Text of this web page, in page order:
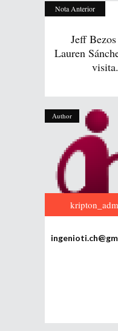
Nota Anterior
Jeff
Lauren
Author